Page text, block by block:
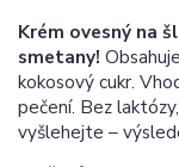
Krém ovesný na
smetany!
kokosový cukr.
pečení. Bez
vyšlehejte –